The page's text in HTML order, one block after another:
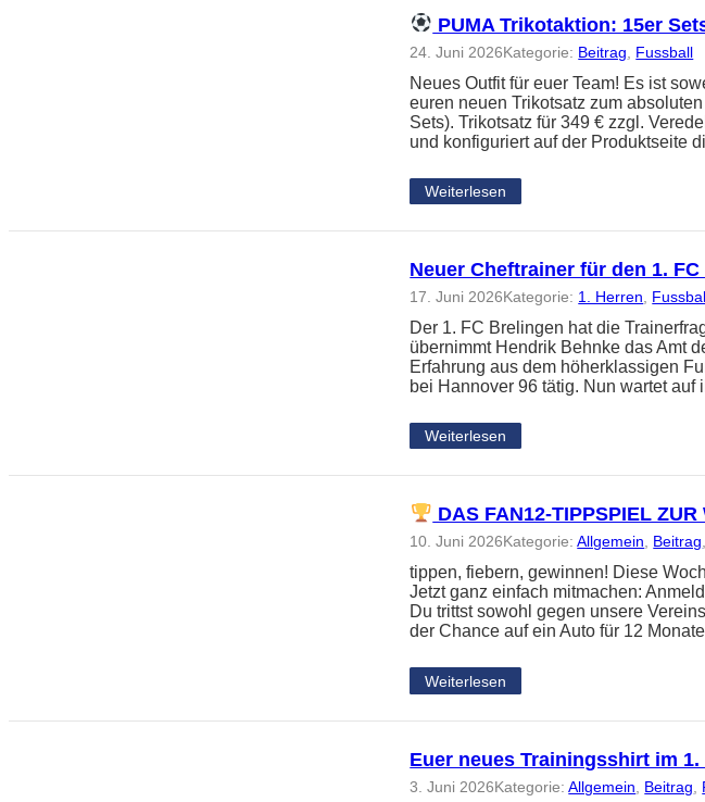
PUMA Trikotaktion: 15er
24. Juni 2026Kategorie: Beitrag Fussball
Neues Outfit für euer Team! Es ist
euren neuen Trikotsatz zum
Sets). Trikotsatz für 349 € zzgl.
und konfiguriert auf der Produktseite
Weiterlesen
Neuer Cheftrainer für den 1.
17. Juni 2026Kategorie: 1. Herren
Der 1. FC Brelingen hat die
übernimmt Hendrik Behnke das Amt
Erfahrung aus dem höherklassigen
bei Hannover 96 tätig. Nun wartet
Weiterlesen
DAS FAN12-TIPPSPIEL ZUR
10. Juni 2026Kategorie:Allgemein, Beitrag,
tippen, fiebern, gewinnen! Diese
Jetzt ganz einfach mitmachen:
Du trittst sowohl gegen unsere
der Chance auf ein Auto für 12
Weiterlesen
Euer neues Trainingsshirt im
3. Juni 2026Kategorie:Allgemein Beitrag